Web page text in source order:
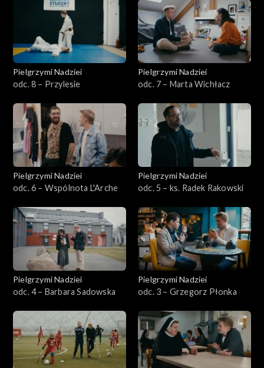
Pielgrzymi Nadziei
odc. 8 – Przylesie
Pielgrzymi Nadziei
odc. 7 – Marta Wichłacz
Pielgrzymi Nadziei
odc. 6 – Wspólnota L'Arche
Pielgrzymi Nadziei
odc. 5 – ks. Radek Rakowski
Pielgrzymi Nadziei
odc. 4 – Barbara Sadowska
Pielgrzymi Nadziei
odc. 3 – Grzegorz Płonka